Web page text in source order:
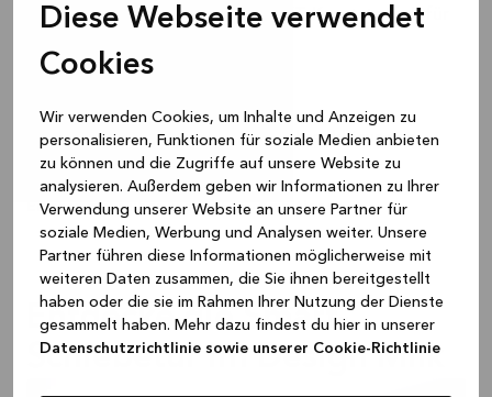
Diese Webseite verwendet
Cookies
Wir verwenden Cookies, um Inhalte und Anzeigen zu
personalisieren, Funktionen für soziale Medien anbieten
zu können und die Zugriffe auf unsere Website zu
analysieren. Außerdem geben wir Informationen zu Ihrer
Verwendung unserer Website an unsere Partner für
soziale Medien, Werbung und Analysen weiter. Unsere
Partner führen diese Informationen möglicherweise mit
weiteren Daten zusammen, die Sie ihnen bereitgestellt
haben oder die sie im Rahmen Ihrer Nutzung der Dienste
gesammelt haben. Mehr dazu findest du hier in unserer
Datenschutzrichtlinie sowie unserer Cookie-Richtlinie
recyceltes Holz und recycelter PET-Kunststoff dafür
Die Umweltauswirkungen der Schranklösungen
Erfahre mehr über unsere ESG-Ambitionen
Entdecke die Smart-
Schiebetür im Design Milk